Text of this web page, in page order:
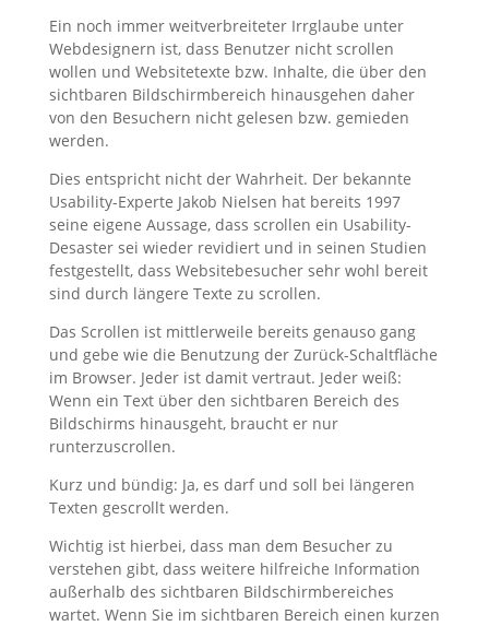
Ein noch immer weitverbreiteter Irrglaube unter
Webdesignern ist, dass Benutzer nicht scrollen
wollen und Websitetexte bzw. Inhalte, die über den
sichtbaren Bildschirmbereich hinausgehen daher
von den Besuchern nicht gelesen bzw. gemieden
werden.
Dies entspricht nicht der Wahrheit. Der bekannte
Usability-Experte Jakob Nielsen hat bereits 1997
seine eigene Aussage, dass scrollen ein Usability-
Desaster sei wieder revidiert und in seinen Studien
festgestellt, dass Websitebesucher sehr wohl bereit
sind durch längere Texte zu scrollen.
Das Scrollen ist mittlerweile bereits genauso gang
und gebe wie die Benutzung der Zurück-Schaltfläche
im Browser. Jeder ist damit vertraut. Jeder weiß:
Wenn ein Text über den sichtbaren Bereich des
Bildschirms hinausgeht, braucht er nur
runterzuscrollen.
Kurz und bündig: Ja, es darf und soll bei längeren
Texten gescrollt werden.
Wichtig ist hierbei, dass man dem Besucher zu
verstehen gibt, dass weitere hilfreiche Information
außerhalb des sichtbaren Bildschirmbereiches
wartet. Wenn Sie im sichtbaren Bereich einen kurzen